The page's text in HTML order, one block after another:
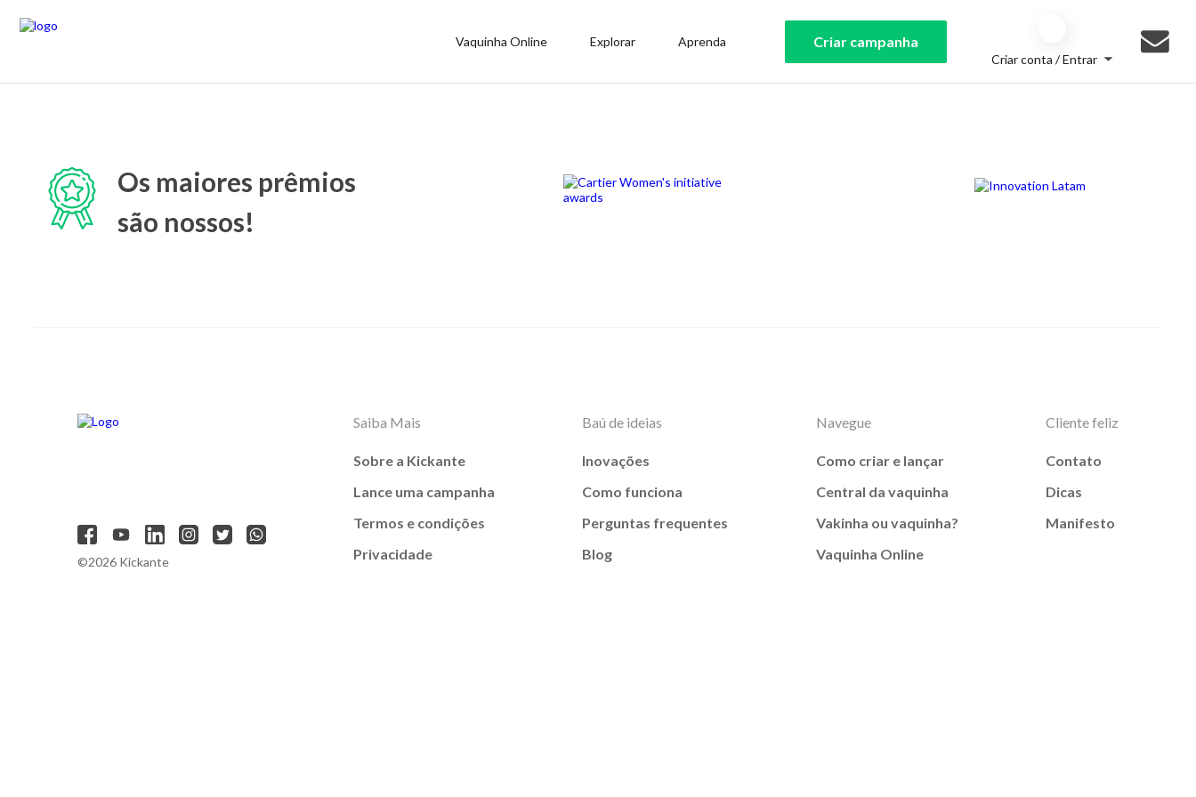
Vaquinha Online Explorar Aprenda Criar campanha
Criar conta / Entrar
Os maiores prêmios
são nossos!
©2026 Kickante
Saiba Mais
Sobre a Kickante
Lance uma campanha
Termos e condições
Privacidade
Baú de ideias
Inovações
Como funciona
Perguntas frequentes
Blog
Navegue
Como criar e lançar
Central da vaquinha
Vakinha ou vaquinha?
Vaquinha Online
Cliente feliz
Contato
Dicas
Manifesto